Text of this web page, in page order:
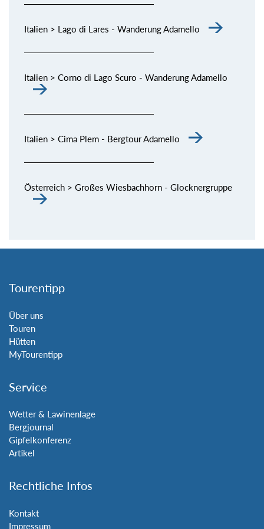
Italien > Lago di Lares - Wanderung Adamello
Italien > Corno di Lago Scuro - Wanderung Adamello
Italien > Cima Plem - Bergtour Adamello
Österreich > Großes Wiesbachhorn - Glocknergruppe
Tourentipp
Über uns
Touren
Hütten
MyTourentipp
Service
Wetter & Lawinenlage
Bergjournal
Gipfelkonferenz
Artikel
Rechtliche Infos
Kontakt
Impressum